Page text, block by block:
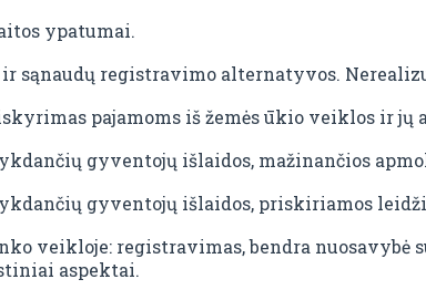
ypatumai.
sąnaudų registravimo alternatyvos.
pajamoms iš žemės ūkio veiklos ir jų
gyventojų išlaidos, mažinančios
gyventojų išlaidos, priskiriamos
veikloje: registravimas, bendra nuosavybė
aspektai.